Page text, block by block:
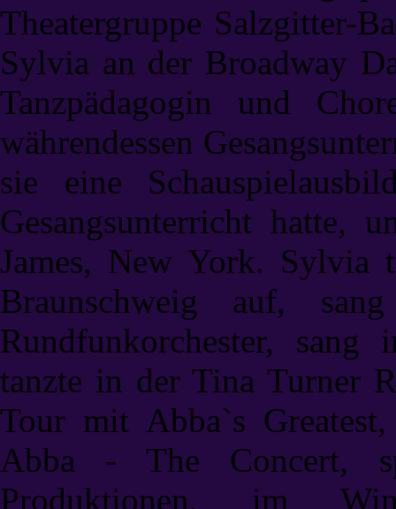
Theatergruppe Salzgitter-
Sylvia an der Broadway
Tanzpädagogin und
währendessen
sie eine
Gesangsunterricht hatte,
James, New York. Sylvia
Braunschweig auf,
Rundfunkorchester, sang
tanzte in der Tina Turner
Tour mit Abba`s
Abba - The Concert,
Produktionen, im